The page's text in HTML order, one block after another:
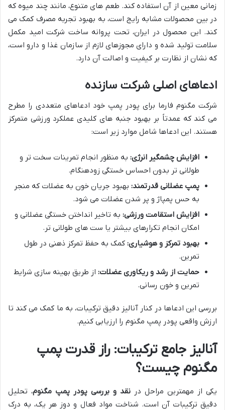
زمانی معین از آن استفاده کند. طعم های متنوع، مانند چند میوه که
در بین محصولات مشابه رایج است، به بهبود تجربه مصرف کمک می
کند. این محصول در ایران، تحت پروانه ساخت شرکت امید مکمل
سلامت تولید شده و دارای مجوزهای لازم از سازمان غذا و دارو است،
که نشان از نظارت بر کیفیت و اصالت آن دارد.
ادعاهای اصلی شرکت سازنده
شرکت مگنوم فارما برای پودر پمپ خود ادعاهای متعددی را مطرح
می کند که عمدتاً بر بهبود جنبه های کلیدی عملکرد ورزشی متمرکز
هستند. این ادعاها شامل موارد زیر است:
افزایش چشمگیر انرژی: به منظور انجام تمرینات سخت تر و
طولانی تر بدون احساس خستگی زودهنگام.
پمپ عضلانی قدرتمند: بهبود جریان خون به عضلات که منجر
به حس پمپاژ و پر شدن عضلات می شود.
افزایش استقامت ورزشی: به تاخیر انداختن خستگی عضلانی و
امکان انجام تکرارهای بیشتر یا ست های طولانی تر.
بهبود تمرکز و هوشیاری: کمک به حفظ تمرکز ذهنی در طول
تمرین.
حمایت از رشد و ریکاوری عضلات: از طریق بهینه سازی شرایط
تمرین و خون رسانی.
بررسی این ادعاها در کنار آنالیز دقیق ترکیبات، به ما کمک می کند تا
ارزش واقعی پودر پمپ مگنوم را ارزیابی کنیم.
آنالیز جامع ترکیبات: راز قدرت پمپ
مگنوم چیست؟
یکی از مهمترین مراحل در نقد و بررسی پودر پمپ مگنوم، تحلیل
دقیق ترکیبات آن است. شناخت مواد فعال و دوز هر یک، به درک